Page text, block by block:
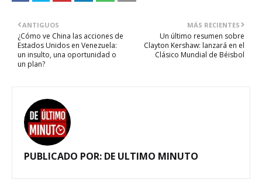
MÁS RECIENTES
Un último resumen sobre
Clayton Kershaw: lanzará en el
Clásico Mundial de Béisbol
ANTIGUOS
¿Cómo ve China las acciones de
Estados Unidos en Venezuela:
un insulto, una oportunidad o
un plan?
PUBLICADO POR: DE ULTIMO MINUTO